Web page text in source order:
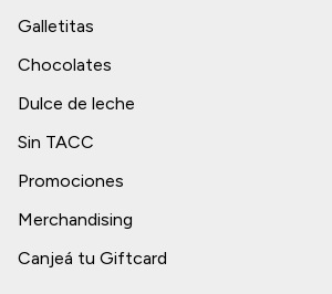
Galletitas
Chocolates
Dulce de leche
Sin TACC
Promociones
Merchandising
Canjeá tu Giftcard